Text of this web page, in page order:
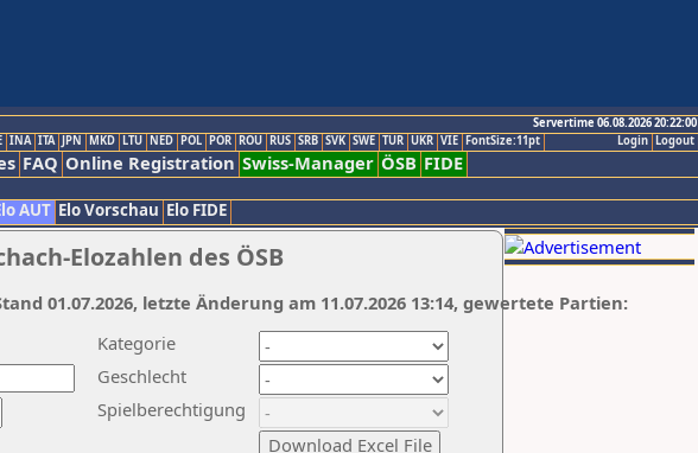
Servertime 06.08.2026 20:22:00
Logout
Login
INA ITA JPN MKD LTU NED POL POR ROU RUS SRB SVK SWE TUR UKR VIE FontSize:11pt
FAQ Online Registration Swiss-Manager ÖSB FIDE
AUT Elo Vorschau Elo FIDE
Elozahlen des ÖSB
Kategorie
Geschlecht
Spielberechtigung
01.07.2026, letzte Änderung am 11.07.2026 13:14, gewertete Partien: